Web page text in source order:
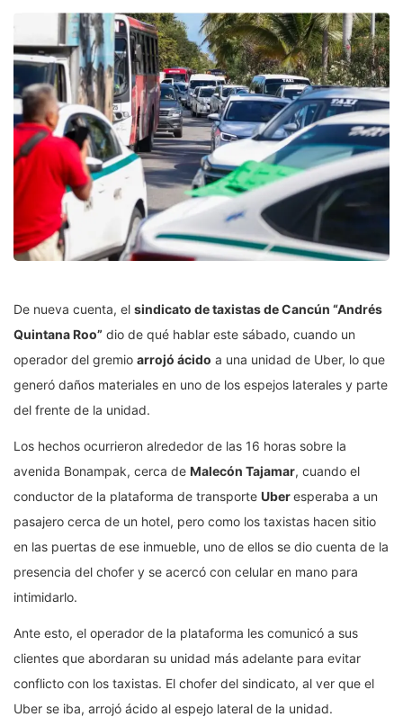
De nueva cuenta, el sindicato de taxistas de Cancún “Andrés
Quintana Roo” dio de qué hablar este sábado, cuando un
operador del gremio arrojó ácido a una unidad de Uber, lo que
generó daños materiales en uno de los espejos laterales y parte
del frente de la unidad.
Los hechos ocurrieron alrededor de las 16 horas sobre la
avenida Bonampak, cerca de Malecón Tajamar, cuando el
conductor de la plataforma de transporte Uberesperaba a un
pasajero cerca de un hotel, pero como los taxistas hacen sitio
en las puertas de ese inmueble, uno de ellos se dio cuenta de la
presencia del chofer y se acercó con celular en mano para
intimidarlo.
Ante esto, el operador de la plataforma les comunicó a sus
clientes que abordaran su unidad más adelante para evitar
conflicto con los taxistas. El chofer del sindicato, al ver que el
Uber se iba, arrojó ácido al espejo lateral de la unidad.